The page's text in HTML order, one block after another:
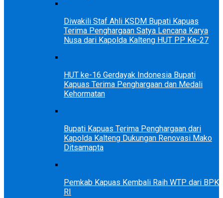
Diwakili Staf Ahli KSDM Bupati Kapuas
Terima Penghargaan Satya Lencana Karya
Nusa dari Kapolda Kalteng HUT PP Ke-27
HUT ke-16 Gerdayak Indonesia Bupati
Kapuas Terima Penghargaan dan Medali
Kehormatan
Bupati Kapuas Terima Penghargaan dari
Kapolda Kalteng Dukungan Renovasi Mako
Ditsamapta
Pemkab Kapuas Kembali Raih WTP dari BPK
RI